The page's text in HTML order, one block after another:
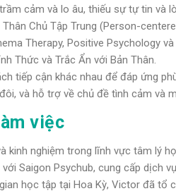
cảm và lo âu, thiếu sự tự tin và
Chủ Tập Trung (Person-
Therapy, Positive Psychology
Thức và Trắc Ẩn với Bản Thân.
tiếp cận khác nhau để đáp ứng
và hỗ trợ về chủ đề tình cảm và
việc
kinh nghiệm trong lĩnh vực tâm lý
Saigon Psychub, cung cấp dịch
học tập tại Hoa Kỳ, Victor đã tổ